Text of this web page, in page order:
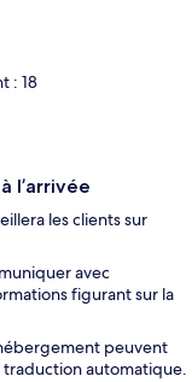
: 18
l’arrivée
les clients sur
avec
figurant sur la
peuvent
traduction automatique.